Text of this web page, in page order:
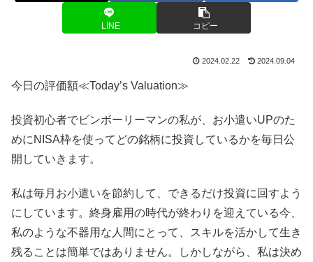
LINE コピー
2024.02.22 2024.09.04
今日の評価額≪Today’s Valuation≫
投資初心者でビンボーリーマンの私が、お小遣いUPのた
めにNISA枠を使ってどの銘柄に投資しているかを毎日公
開していきます。
私は毎月お小遣いを節約して、できるだけ投資に回すよう
にしています。終身雇用の時代が終わりを迎えている今、
私のような不器用な人間にとって、スキルを活かして生き
残ることは簡単ではありません。しかしながら、私は決め